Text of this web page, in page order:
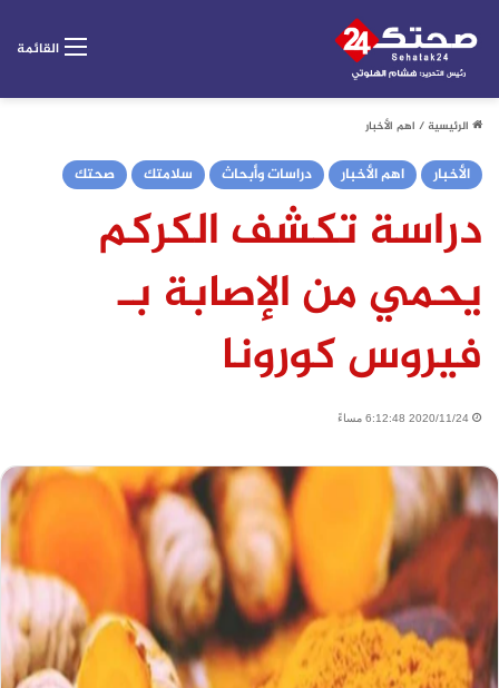
القائمة
الرئيسية/ اهم الأخبار
الأخبار اهم الأخبار دراسات وأبحاث سلامتك صحتك
دراسة تكشف الكركم
يحمي من الإصابة بـ
فيروس كورونا
2020/11/24 6:12:48 مساءً